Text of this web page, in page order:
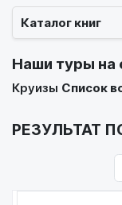
Каталог книг
Наши туры на
Круизы Список
РЕЗУЛЬТАТ